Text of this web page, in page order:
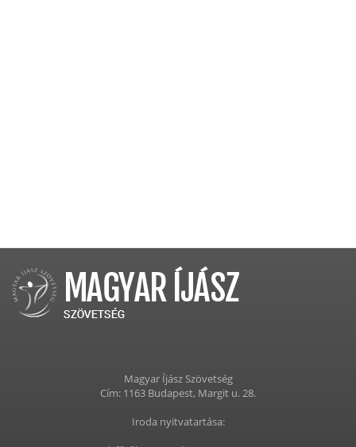
Magyar Íjász Szövetség
Cím: 1163 Budapest, Margit u. 28.
Iroda nyitvatartása: